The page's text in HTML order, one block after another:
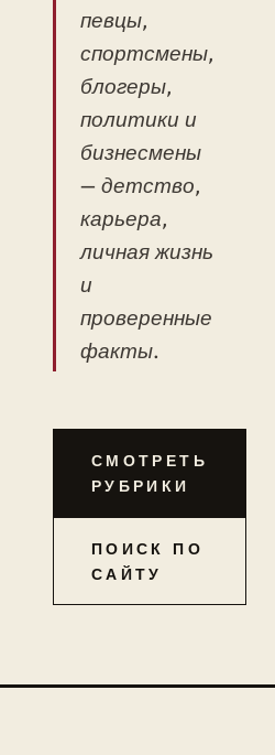
певцы,
спортсмены,
блогеры,
политики и
бизнесмены
— детство,
карьера,
личная жизнь
и
проверенные
факты.
СМОТРЕТЬ
РУБРИКИ
ПОИСК ПО
САЙТУ